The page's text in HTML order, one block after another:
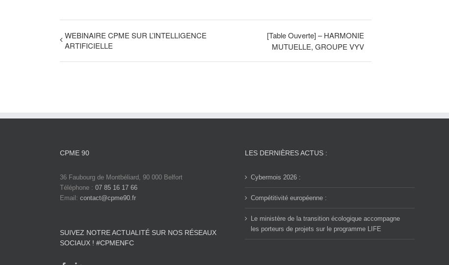
WEBINAIRE CPME SUR L’INTELLIGENCE
ARTIFICIELLE
[Table Ouverte] – HARMONIE
MUTUELLE, GROUPE VYV
CPME 90
36 Faubourg de Montbéliard, 90 000 Belfort
Téléphone : 07 85 16 17 66
Email: contact@cpme90.fr
SUIVEZ NOTRE ACTUALITÉ SUR NOS RÉSEAUX
SOCIAUX ! #CPMENFC
LES DERNIÈRES ACTUS :
Cybermois 2026 :
Compétitivité européenne :
Le ministère de la transition écologique accompagne
les porteurs de projets sur le programme LIFE